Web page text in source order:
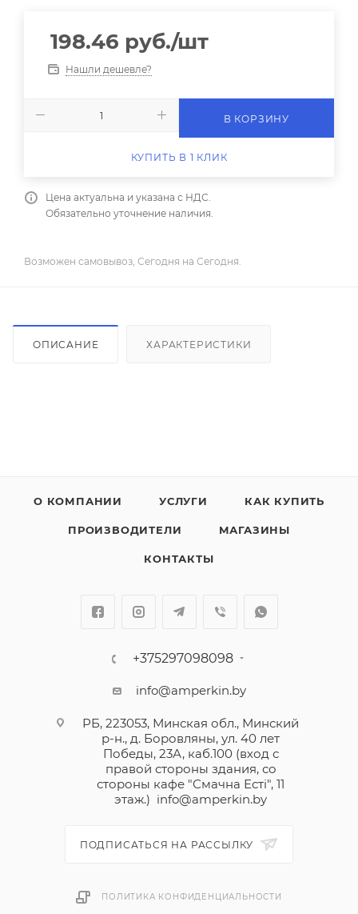
198.46 руб./шт
Нашли дешевле?
В КОРЗИНУ
КУПИТЬ В 1 КЛИК
Цена актуальна и указана с НДС.
Обязательно уточнение наличия.
Возможен самовывоз, Сегодня на Сегодня.
ОПИСАНИЕ ХАРАКТЕРИСТИКИ
О КОМПАНИИ УСЛУГИ КАК КУПИТЬ
ПРОИЗВОДИТЕЛИ МАГАЗИНЫ
КОНТАКТЫ
+375297098098
info@amperkin.by
РБ, 223053, Минская обл., Минский
р-н., д. Боровляны, ул. 40 лет
Победы, 23А, каб.100 (вход с
правой стороны здания, со
стороны кафе "Смачна Естi", 11
этаж.) info@amperkin.by
ПОДПИСАТЬСЯ НА РАССЫЛКУ
ПОЛИТИКА КОНФИДЕНЦИАЛЬНОСТИ